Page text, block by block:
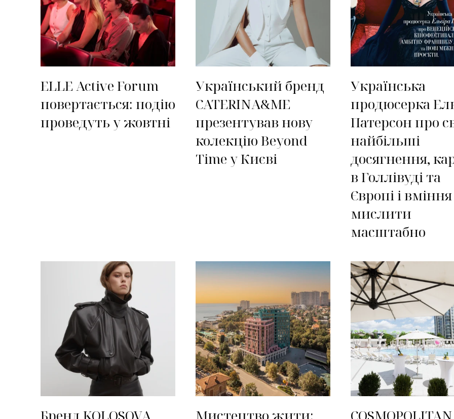
ELLE Active Forum
повертається: подію
проведуть у жовтні
Український бренд
CATERINA&ME
презентував нову
колекцію Beyond
Time у Києві
Українська
продюсерка
Патерсон про
найбільші
досягнення,
в Голлівуді та
Європі і вміння
мислити
масштабно